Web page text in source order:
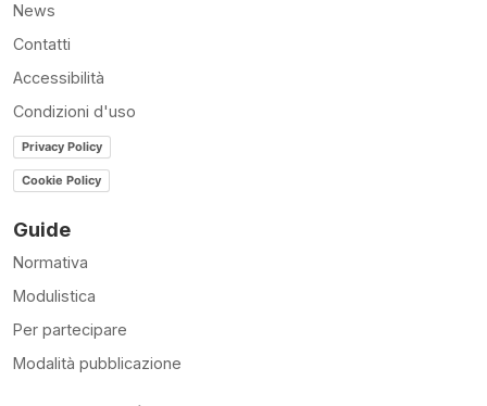
News
Contatti
Accessibilità
Condizioni d'uso
Privacy Policy
Cookie Policy
Guide
Normativa
Modulistica
Per partecipare
Modalità pubblicazione